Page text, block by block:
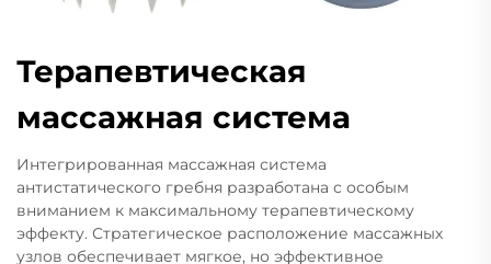
Терапевтическая
массажная система
Интегрированная массажная система
антистатического гребня разработана с особым
вниманием к максимальному терапевтическому
эффекту. Стратегическое расположение массажных
узлов обеспечивает мягкое, но эффективное